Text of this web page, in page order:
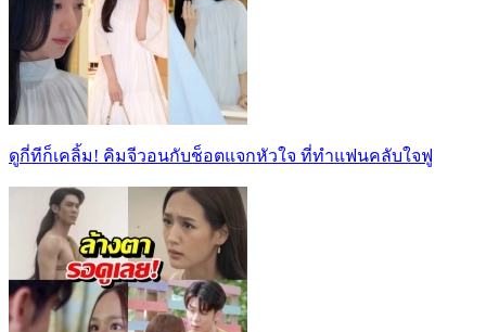
ดูกี่ทีก็เคลิ้ม! คิมจีวอนกับช็อตแจกหัวใจ ที่ทำแฟนคลับใจฟู